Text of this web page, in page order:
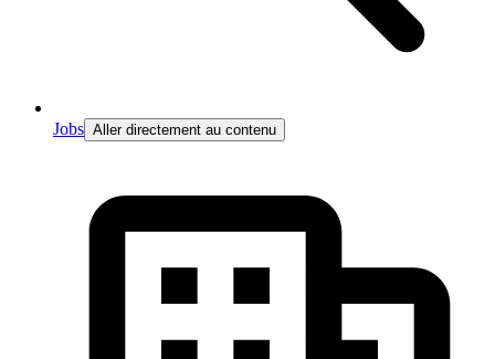
Jobs Aller directement au contenu